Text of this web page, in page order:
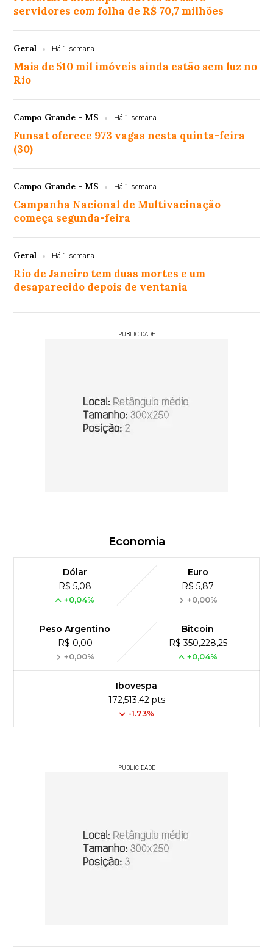
servidores com folha de R$ 70,7 milhões
Geral Há 1 semana
Mais de 510 mil imóveis ainda estão sem luz no
Rio
Campo Grande - MS Há 1 semana
Funsat oferece 973 vagas nesta quinta-feira
(30)
Campo Grande - MS Há 1 semana
Campanha Nacional de Multivacinação
começa segunda-feira
Geral Há 1 semana
Rio de Janeiro tem duas mortes e um
desaparecido depois de ventania
PUBLICIDADE
Economia
Dólar
R$ 5,08
+0,04%
Euro
R$ 5,87
+0,00%
Peso Argentino
R$ 0,00
+0,00%
Bitcoin
R$ 350,228,25
+0,04%
Ibovespa
172,513,42 pts
-1.73%
PUBLICIDADE